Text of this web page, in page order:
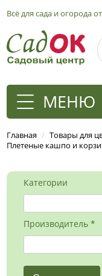
Всё для сада и огорода
МЕНЮ
Главная / Товары для
Плетеные кашпо и
Категории
Производитель *